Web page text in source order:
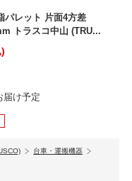
パレット 片面4方差
トラスコ中山 (TRU...
届け予定
台車・運搬機器